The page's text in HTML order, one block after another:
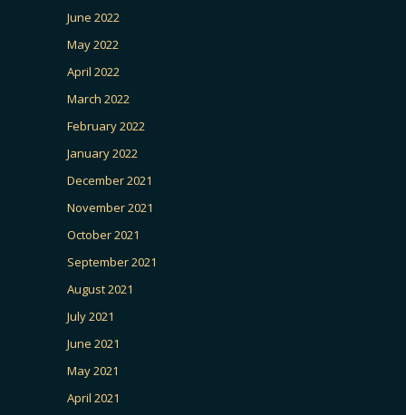
June 2022
May 2022
April 2022
March 2022
February 2022
January 2022
December 2021
November 2021
October 2021
September 2021
August 2021
July 2021
June 2021
May 2021
April 2021